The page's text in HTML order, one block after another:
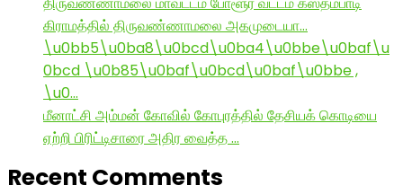
கிராமத்தில் திருவண்ணாமலை அகமுடையா…
\u0bb5\u0ba8\u0bcd\u0ba4\u0bbe\u0baf\u
0bcd \u0b85\u0baf\u0bcd\u0baf\u0bbe ,
\u0…
மீனாட்சி அம்மன் கோவில் கோபுரத்தில் தேசியக் கொடியை
ஏற்றி பிரிட்டிசாரை அதிர வைத்த …
Recent Comments